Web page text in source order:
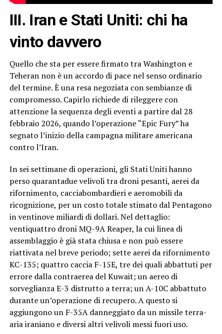
III. Iran e Stati Uniti: chi ha
vinto davvero
Quello che sta per essere firmato tra Washington e
Teheran non è un accordo di pace nel senso ordinario
del termine. È una resa negoziata con sembianze di
compromesso. Capirlo richiede di rileggere con
attenzione la sequenza degli eventi a partire dal 28
febbraio 2026, quando l’operazione “Epic Fury” ha
segnato l’inizio della campagna militare americana
contro l’Iran.
In sei settimane di operazioni, gli Stati Uniti hanno
perso quarantadue velivoli tra droni pesanti, aerei da
rifornimento, cacciabombardieri e aeromobili da
ricognizione, per un costo totale stimato dal Pentagono
in ventinove miliardi di dollari. Nel dettaglio:
ventiquattro droni MQ-9A Reaper, la cui linea di
assemblaggio è già stata chiusa e non può essere
riattivata nel breve periodo; sette aerei da rifornimento
KC-135; quattro caccia F-15E, tre dei quali abbattuti per
errore dalla contraerea del Kuwait; un aereo di
sorveglianza E-3 distrutto a terra; un A-10C abbattuto
durante un’operazione di recupero. A questo si
aggiungono un F-35A danneggiato da un missile terra-
aria iraniano e diversi altri velivoli messi fuori uso.